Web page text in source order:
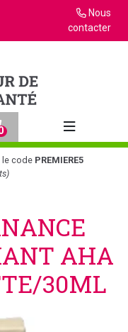
Nous
contacter
Afficher la
le code PREMIERE5
AHA
30ML